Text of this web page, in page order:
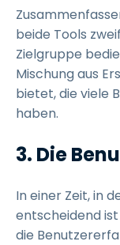
beide Tools
Zielgruppe
Mischung aus
bietet, die viele
haben.
3. Die
In einer Zeit, in
entscheidend
die